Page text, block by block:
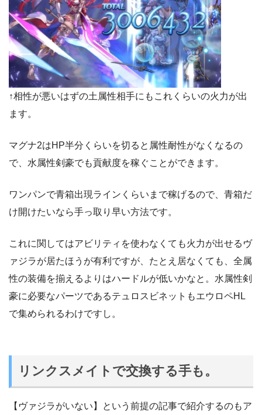
↑相性が悪いはずの土属性相手にもこれくらいの火力が出
ます。
マグナ2はHP半分くらいを切ると属性耐性がなくなるの
で、水属性剣豪でも貢献度を稼ぐことができます。
ワンパンで青箱出現ラインくらいまで稼げるので、青箱だ
け開けたいなら手っ取り早い方法です。
これに関してはアビリティを使わなくても火力が出せるヴ
ァジラが居たほうが有利ですが、たとえ居なくても、全属
性の装備を揃えるよりはハードルが低いかなと。水属性剣
豪に必要なパーツであるテュロスビネットもエウロペHL
で集められるわけですし。
リンクスメイトで交換する手も。
【ヴァジラがいない】という前提の記事で紹介するのもア